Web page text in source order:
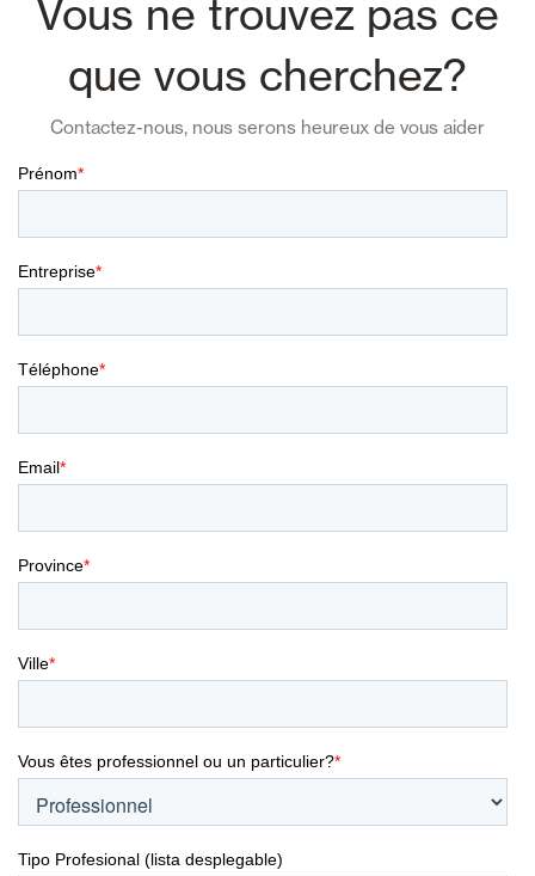
Vous ne trouvez pas ce
que vous cherchez?
Contactez-nous, nous serons heureux de vous aider